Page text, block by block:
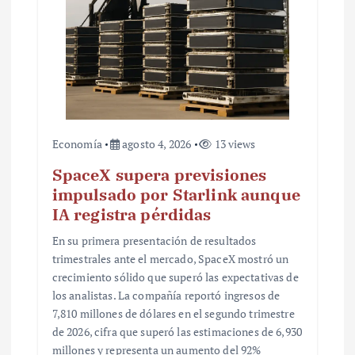
Economía agosto 4, 2026 13 views
SpaceX supera previsiones
impulsado por Starlink aunque
IA registra pérdidas
En su primera presentación de resultados
trimestrales ante el mercado, SpaceX mostró un
crecimiento sólido que superó las expectativas de
los analistas. La compañía reportó ingresos de
7,810 millones de dólares en el segundo trimestre
de 2026, cifra que superó las estimaciones de 6,930
millones y representa un aumento del 92%